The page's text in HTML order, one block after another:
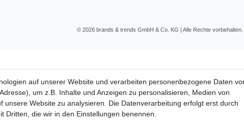
© 2026 brands & trends GmbH & Co. KG | Alle Rechte vorbehalten.
auf unserer Website und verarbeiten personenbezogene Daten
um z.B. Inhalte und Anzeigen zu personalisieren, Medien von
unsere Website zu analysieren. Die Datenverarbeitung erfolgt erst durch
Dritten, die wir in den Einstellungen benennen.